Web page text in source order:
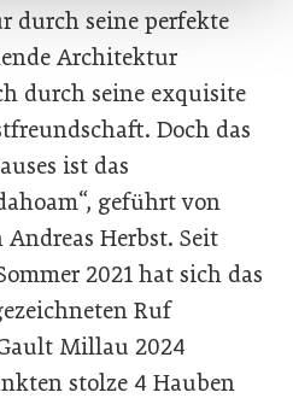
durch seine perfekte
Architektur
durch seine exquisite
Doch das
ist das
geführt von
Herbst. Seit
2021 hat sich das
Ruf
Millau 2024
stolze 4 Hauben